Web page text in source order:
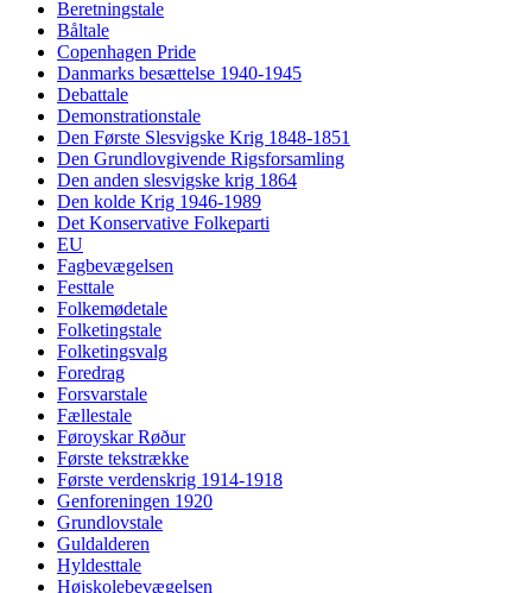
Beretningstale
Båltale
Copenhagen Pride
Danmarks besættelse 1940-1945
Debattale
Demonstrationstale
Den Første Slesvigske Krig 1848-1851
Den Grundlovgivende Rigsforsamling
Den anden slesvigske krig 1864
Den kolde Krig 1946-1989
Det Konservative Folkeparti
EU
Fagbevægelsen
Festtale
Folkemødetale
Folketingstale
Folketingsvalg
Foredrag
Forsvarstale
Fællestale
Føroyskar Røður
Første tekstrække
Første verdenskrig 1914-1918
Genforeningen 1920
Grundlovstale
Guldalderen
Hyldesttale
Højskolebevægelsen